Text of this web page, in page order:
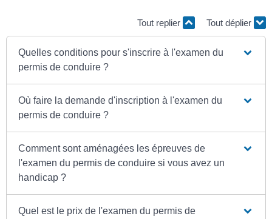
Tout replier Tout déplier
Quelles conditions pour s'inscrire à l'examen du
permis de conduire ?
Où faire la demande d'inscription à l'examen du
permis de conduire ?
Comment sont aménagées les épreuves de
l'examen du permis de conduire si vous avez un
handicap ?
Quel est le prix de l'examen du permis de